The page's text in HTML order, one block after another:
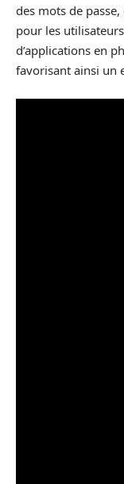
des mots de
pour les
d’applications en
favorisant ainsi un